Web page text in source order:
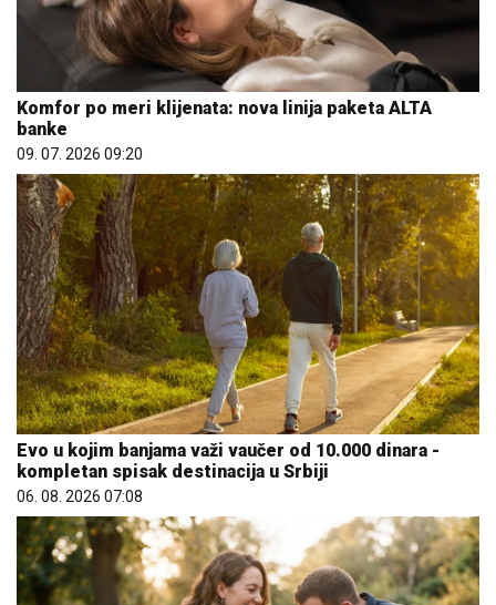
Komfor po meri klijenata: nova linija paketa ALTA
banke
09. 07. 2026 09:20
Evo u kojim banjama važi vaučer od 10.000 dinara -
kompletan spisak destinacija u Srbiji
06. 08. 2026 07:08